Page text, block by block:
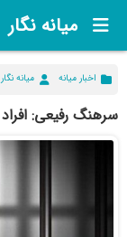
میانه نگار
اخبار میانه میانه نگار
سرهنگ رفیعی: